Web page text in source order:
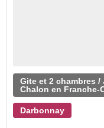
Gite et 2 chambres
Chalon en Franche-
Darbonnay